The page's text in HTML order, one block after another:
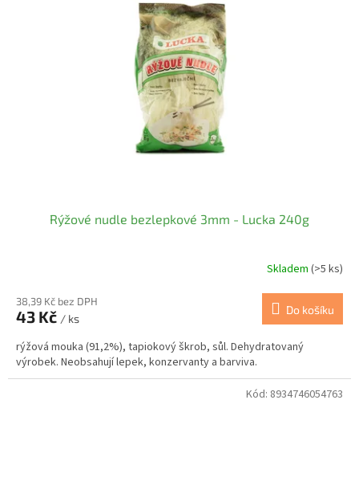
Rýžové nudle bezlepkové 3mm - Lucka 240g
Skladem (>5 ks)
38,39 Kč bez DPH
43 Kč / ks
Do košíku
rýžová mouka (91,2%), tapiokový škrob, sůl. Dehydratovaný
výrobek. Neobsahují lepek, konzervanty a barviva.
Kód: 8934746054763